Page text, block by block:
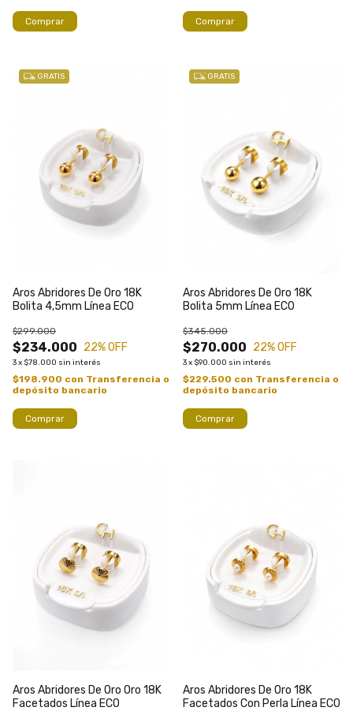
Comprar Comprar
GRATIS
Aros Abridores De Oro 18K
Bolita 4,5mm Línea ECO
$234.000
$299.000
22% OFF
3x $78.000 sin interés
$198.900 con Transferencia o
depósito bancario
Comprar
GRATIS
Aros Abridores De Oro 18K
Bolita 5mm Línea ECO
$270.000
$345.000
22% OFF
3x $90.000 sin interés
$229.500 con Transferencia o
depósito bancario
Comprar
Aros Abridores De Oro Oro 18K
Facetados Línea ECO
Aros Abridores De Oro 18K
Facetados Con Perla Línea ECO